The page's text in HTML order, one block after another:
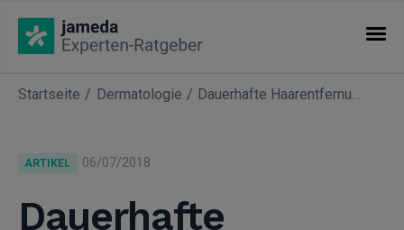
KATEGORIEN
Fachgebiete
Startseite Dermatologie Dauerhafte Haarentfernung: Laserepilation liegt im Trend
ARTIKEL 06/07/2018
Dauerhafte